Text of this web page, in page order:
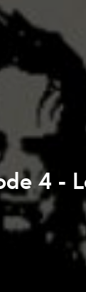
4 -